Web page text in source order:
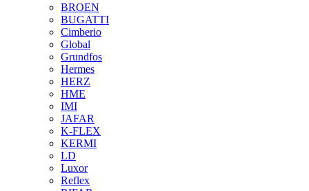
BROEN
BUGATTI
Cimberio
Global
Grundfos
Hermes
HERZ
HME
IMI
JAFAR
K-FLEX
KERMI
LD
Luxor
Reflex